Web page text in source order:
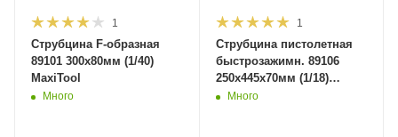
1
Струбцина F-образная
89101 300х80мм (1/40)
MaxiTool
Много
1
Струбцина пистолетная
быстрозажимн. 89106
250x445x70мм (1/18)
MaxiTool
Много